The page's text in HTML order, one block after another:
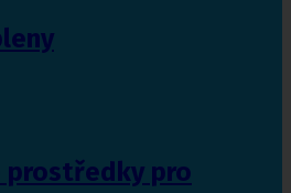
prostředky pro